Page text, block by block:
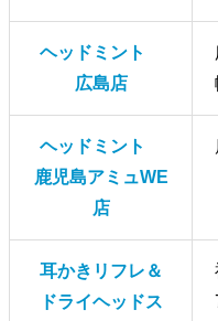
ヘッドミント
広島店
ヘッドミント
鹿児島アミュWE
店
耳かきリフレ＆
ドライヘッドス